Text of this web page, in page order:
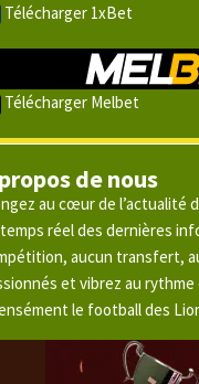
Télécharger 1xBet
Télécharger Melbet
de nous
au cœur de l’actualité
réel des dernières
aucun transfert,
et vibrez au
le football des